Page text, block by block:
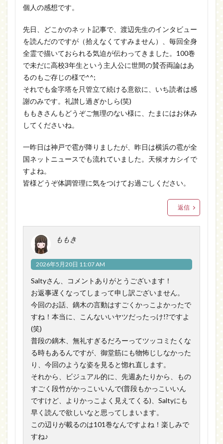
個人の感想です。
先日、どこかのネット記事で、渡辺先生のインタビュー
を読んだのですが（拾えなくてすみません）、毎回全身
全霊で描いておられる気迫が伝わってきました。100巻
で未だに高校3年生という主人公に世間の賛否両論はあ
るのもご存じの様で^^;
それでも金字塔を只管立て続ける意欲に、いち読者は感
謝のみです。礼讃し過ぎかしら(笑)
ももきさんもどうぞご無理のない様に、たまにはお休み
してくださいね。
一昨日は神戸で雹が降りましたが、昨日は横浜の雹が全
国ネットニュースでも流れていました。天候オカシイで
すよね。
皆様どうぞ体調管理に気をつけてお過ごしください。
返信
ももき
2026年5月20日 11:07 AM
Saltyさん、コメントありがとうございます！
お返事遅くなってしまって申し訳ございません。
今回のお話、鏑木の言動はすごくかっこよかったで
すね！本当に、こんないいヤツだったっけ!?ですよ
(笑)
普段の鏑木、無礼すぎるだろーってツッコミたくな
る時もあるんですが、御堂筋にも物怖じしなかった
り、今回のような姿を見ると惚れ直します。
それから、ビジュアル的に、先週あたりから、もの
すごく段竹がかっこいいんで(普段もかっこいいん
ですけど、よりかっこよく見えてくる)、Saltyにも
早く読んで欲しいなと思ってしまいます。
この辺りが載るのは101巻なんですよね！楽しみで
すね♪